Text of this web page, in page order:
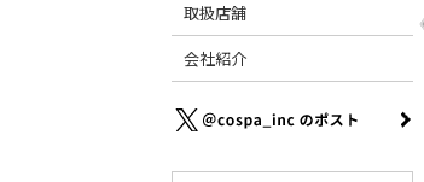
取扱店舗
会社紹介